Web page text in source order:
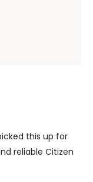
this up for
reliable Citizen